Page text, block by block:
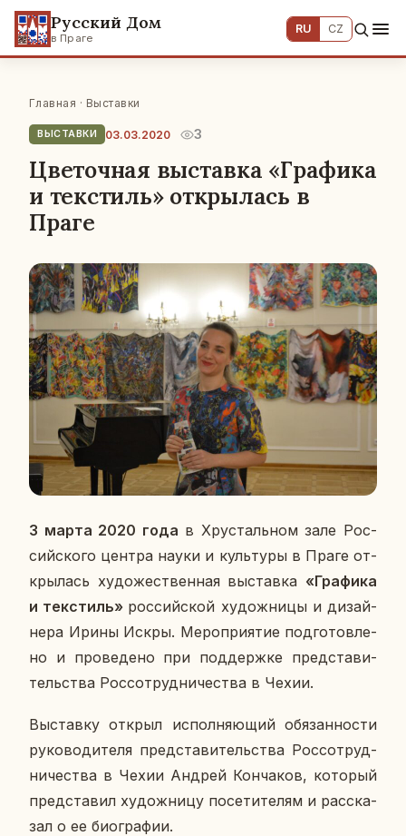
Русский Дом
в Праге
RU CZ
Главная · Выставки
ВЫСТАВКИ 03.03.2020 3
Цветочная выставка «Графика
и текстиль» открылась в
Праге
3 марта 2020 года в Хру­сталь­ном зале Рос­
сий­ско­го центра науки и куль­ту­ры в Праге от­
кры­лась ху­до­же­ствен­ная вы­став­ка «Гра­фи­ка
и тек­стиль» рос­сий­ской ху­дож­ни­цы и ди­зай­
не­ра Ирины Искры. Ме­ро­при­я­тие под­го­тов­ле­
но и про­ве­де­но при под­держ­ке пред­ста­ви­
тель­ства Рос­со­труд­ни­че­ства в Чехии.
Вы­став­ку открыл ис­пол­ня­ю­щий обя­зан­но­сти
ру­ко­во­ди­те­ля пред­ста­ви­тель­ства Рос­со­труд­
ни­че­ства в Чехии Андрей Кон­ча­ков, ко­то­рый
пред­ста­вил ху­дож­ни­цу по­се­ти­те­лям и рас­ска­
зал о ее био­гра­фии.